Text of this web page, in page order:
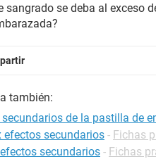
sangrado se deba al exceso
también:
de la pastilla de
efectos secundarios - Fichas
secundarios - Fichas